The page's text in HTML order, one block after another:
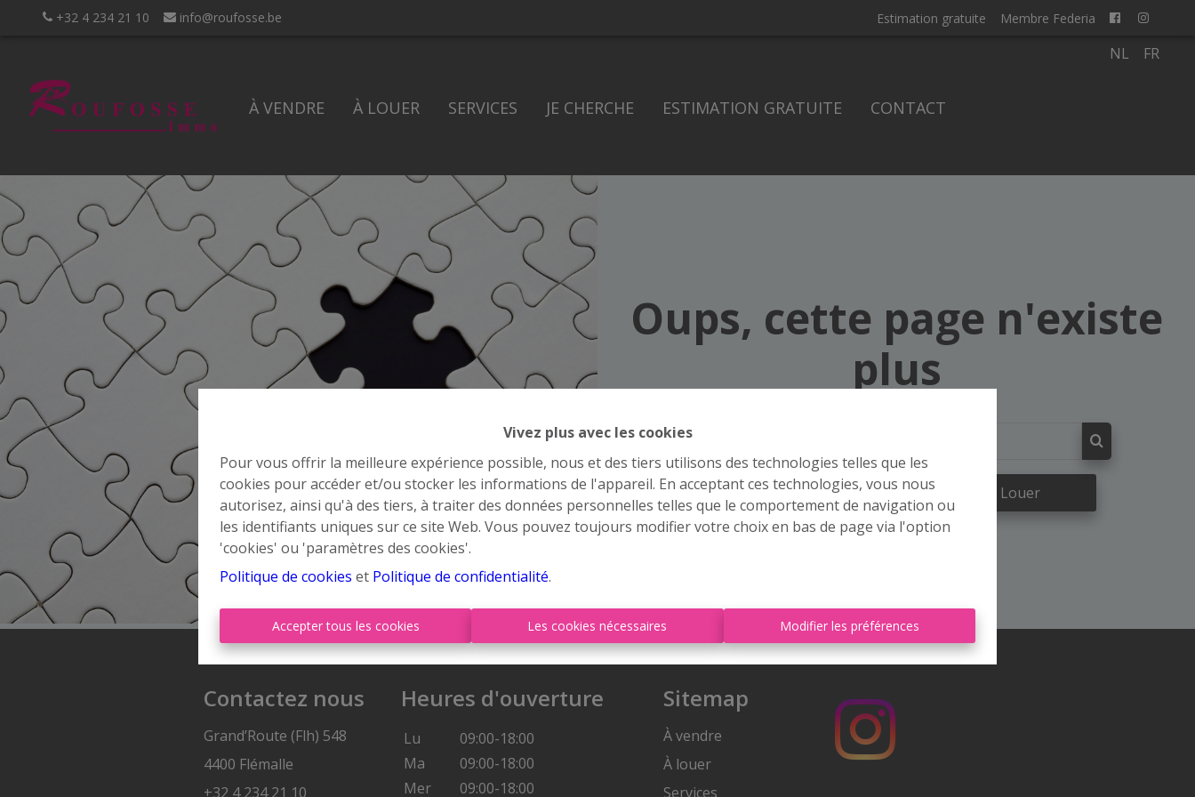
Vivez plus avec les cookies
Pour vous offrir la meilleure expérience possible, nous et des tiers utilisons des technologies telles que les
cookies pour accéder et/ou stocker les informations de l'appareil. En acceptant ces technologies, vous nous
autorisez, ainsi qu'à des tiers, à traiter des données personnelles telles que le comportement de navigation ou
les identifiants uniques sur ce site Web. Vous pouvez toujours modifier votre choix en bas de page via l'option
'cookies' ou 'paramètres des cookies'.
Politique de cookies et Politique de confidentialité.
Accepter tous les cookies Les cookies nécessaires Modifier les préférences
+32 4 234 21 10 info@roufosse.be Estimation gratuite Membre Federia
À VENDRE À LOUER SERVICES JE CHERCHE ESTIMATION GRATUITE CONTACT
NL FR
Oups, cette page n'existe
plus
À Vendre À Louer
Contactez nous
Grand’Route (Flh) 548
4400 Flémalle
+32 4 234 21 10
Heures d'ouverture
Lu
09:00-18:00
Ma
09:00-18:00
Mer
09:00-18:00
Sitemap
À vendre
À louer
Services